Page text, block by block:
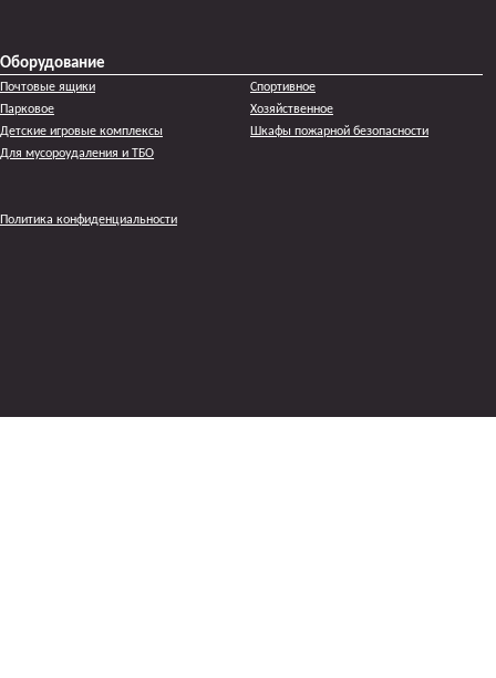
Оборудование
Почтовые ящики
Парковое
Детские игровые комплексы
Для мусороудаления и ТБО
Спортивное
Хозяйственное
Шкафы пожарной безопасности
Политика конфиденциальности